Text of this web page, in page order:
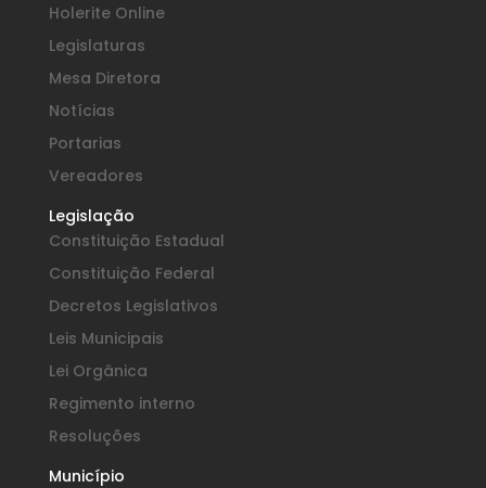
Holerite Online
Legislaturas
Mesa Diretora
Notícias
Portarias
Vereadores
Legislação
Constituição Estadual
Constituição Federal
Decretos Legislativos
Leis Municipais
Lei Orgânica
Regimento interno
Resoluções
Município